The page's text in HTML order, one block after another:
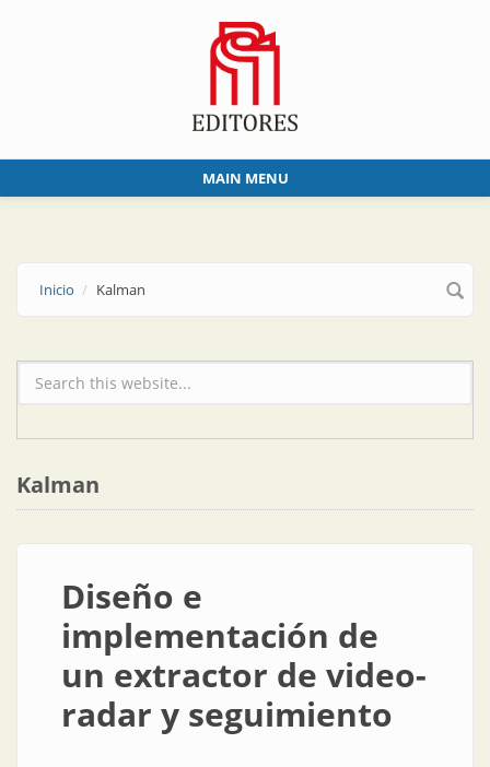
MAIN MENU
Inicio Kalman
Formulario de búsqueda
Kalman
Diseño e
implementación de
un extractor de video-
radar y seguimiento